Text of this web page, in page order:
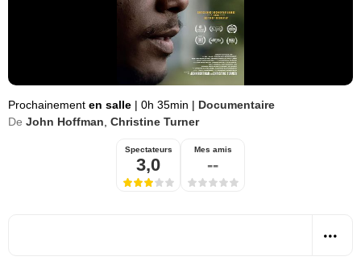
Prochainement en salle | 0h 35min | Documentaire
De John Hoffman Christine Turner
Spectateurs
3,0
Mes amis
--